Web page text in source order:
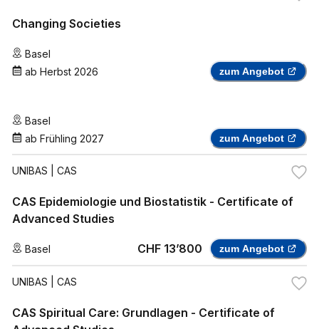
Changing Societies
Basel
ab Herbst 2026 zum Angebot
Basel
ab Frühling 2027 zum Angebot
UNIBAS | CAS
CAS Epidemiologie und Biostatistik - Certificate of
Advanced Studies
Basel CHF 13’800 zum Angebot
UNIBAS | CAS
CAS Spiritual Care: Grundlagen - Certificate of